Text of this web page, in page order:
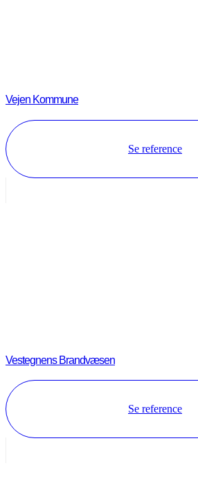
Vejen Kommune
Se reference
Vestegnens Brandvæsen
Se reference